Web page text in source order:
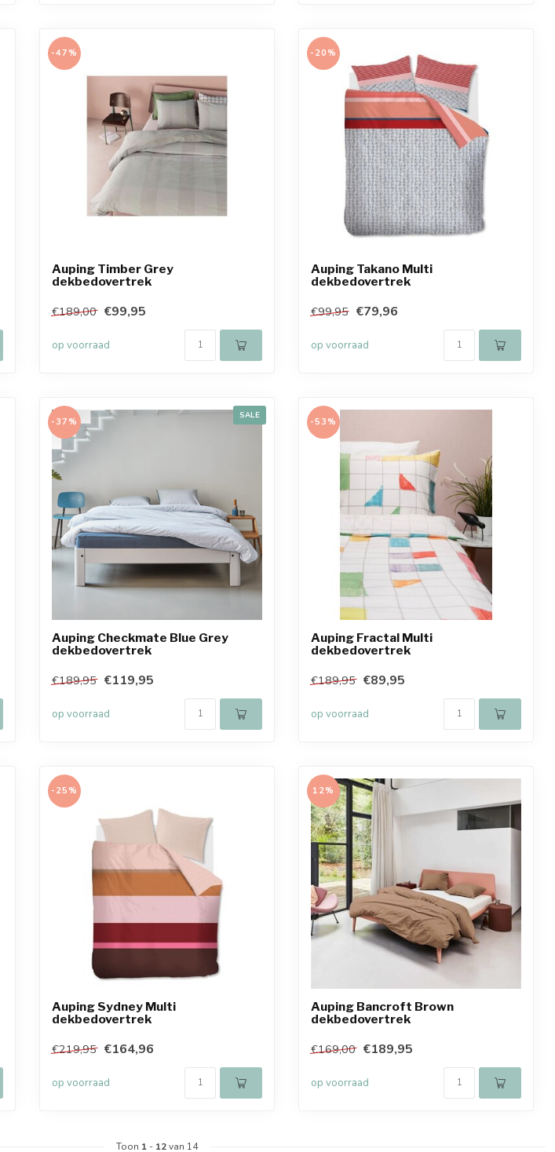
-47%
Auping Timber Grey
dekbedovertrek
€189,00 €99,95
op voorraad
-20%
Auping Takano Multi
dekbedovertrek
€99,95 €79,96
op voorraad
SALE
-37%
Auping Checkmate Blue Grey
dekbedovertrek
€189,95 €119,95
op voorraad
-53%
Auping Fractal Multi
dekbedovertrek
€189,95 €89,95
op voorraad
-25%
Auping Sydney Multi
dekbedovertrek
€219,95 €164,96
op voorraad
12%
Auping Bancroft Brown
dekbedovertrek
€169,00 €189,95
op voorraad
Toon 1 - 12van 14